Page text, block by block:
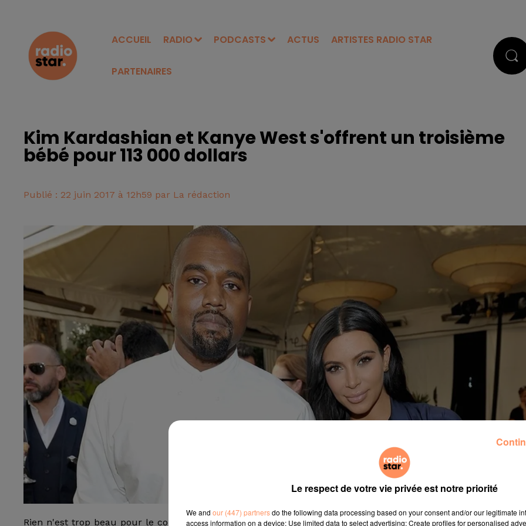
ACCUEIL RADIO PODCASTS ACTUS ARTISTES RADIO STAR
PARTENAIRES
Kim Kardashian et Kanye West s'offrent un troisième
bébé pour 113 000 dollars
Publié : 22 juin 2017 à 12h59 par La rédaction
Rien n'est trop beau pour le couple ! Kim Kardashian et Kanye West ont, d'après le très bien informéTMZ,
Le respect de votre vie privée est notre priorité
We and our (447) partnersdo the following data processing based on your consent and/or our legitimate
access information on a device; Use limited data to select advertising; Create profiles for personalised